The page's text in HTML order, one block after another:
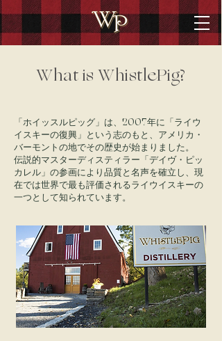
What is WhistlePig?
「ホイッスルピッグ」は、2007年に「ライウ
イスキーの復興」という志のもと、アメリカ・
バーモントの地でその歴史が始まりました。
伝説的マスターディスティラー「デイヴ・ピッ
カレル」の参画により​品質と名声を確立し、現
在では世界で最も評価されるライウイスキーの
一つとして知られています。